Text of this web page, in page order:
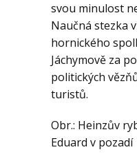
Geologie
Kontakt
svou minulost
Naučná stezka
hornického
Jáchymově za
politických
turistů.
Obr.: Heinzův
Eduard v pozadí